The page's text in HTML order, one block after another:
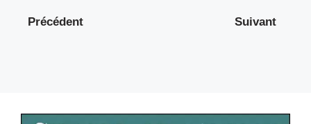
Précédent Suivant